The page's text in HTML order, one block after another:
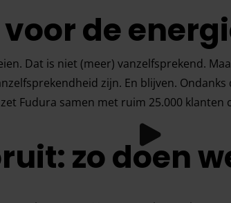
de
Dat is niet (meer) vanzelfsprekend.
zijn. En blijven.
Fudura samen met ruim 25.000
zo doen